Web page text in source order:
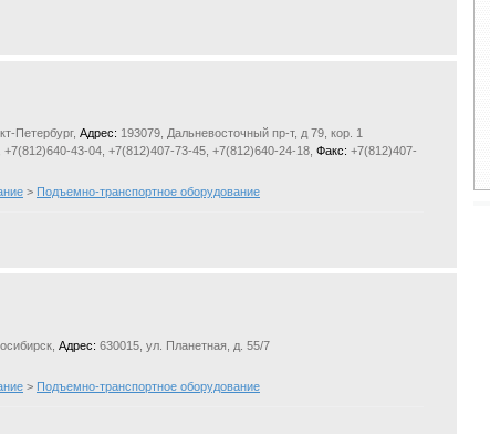
Петербург, Адрес: 193079, Дальневосточный пр-т, д 79, кор. 1
43-04, +7(812)407-73-45, +7(812)640-24-18, Факс: +7(812)407-
> Подъемно-транспортное оборудование
Адрес: 630015, ул. Планетная, д. 55/7
> Подъемно-транспортное оборудование